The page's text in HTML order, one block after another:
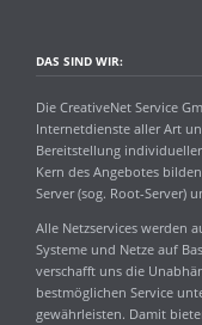
DAS SIND WIR:
Die CreativeNet Service
Internetdienste aller Art
Bereitstellung
Kern des Angebotes
Server (sog. Root-Server)
Alle Netzservices werden
Systeme und Netze auf
verschafft uns die
bestmöglichen Service
gewährleisten. Damit